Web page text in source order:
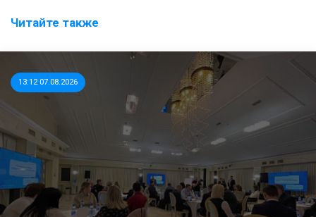
Читайте также
13:12 07.08.2026